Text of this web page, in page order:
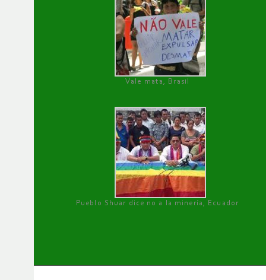
Vale mata, Brasil
Pueblo Shuar dice no a la minería, Ecuador